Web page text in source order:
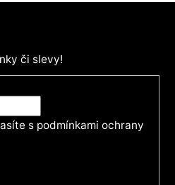
či slevy!
s podmínkami ochrany